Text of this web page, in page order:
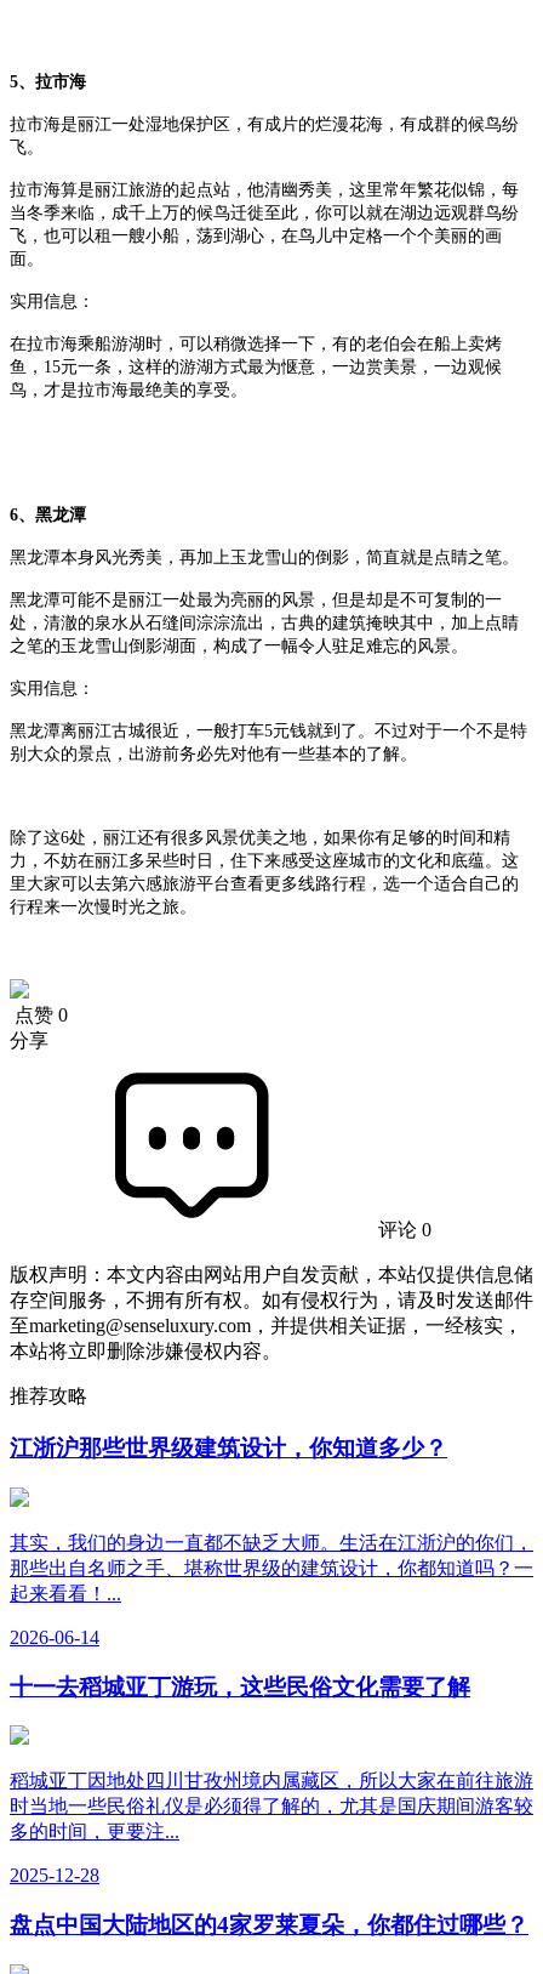
5、拉市海
拉市海是丽江一处湿地保护区，有成片的烂漫花海，有成群的候鸟纷
飞。
拉市海算是丽江旅游的起点站，他清幽秀美，这里常年繁花似锦，每
当冬季来临，成千上万的候鸟迁徙至此，你可以就在湖边远观群鸟纷
飞，也可以租一艘小船，荡到湖心，在鸟儿中定格一个个美丽的画
面。
实用信息：
在拉市海乘船游湖时，可以稍微选择一下，有的老伯会在船上卖烤
鱼，15元一条，这样的游湖方式最为惬意，一边赏美景，一边观候
鸟，才是拉市海最绝美的享受。
6、黑龙潭
黑龙潭本身风光秀美，再加上玉龙雪山的倒影，简直就是点睛之笔。
黑龙潭可能不是丽江一处最为亮丽的风景，但是却是不可复制的一
处，清澈的泉水从石缝间淙淙流出，古典的建筑掩映其中，加上点睛
之笔的玉龙雪山倒影湖面，构成了一幅令人驻足难忘的风景。
实用信息：
黑龙潭离丽江古城很近，一般打车5元钱就到了。不过对于一个不是特
别大众的景点，出游前务必先对他有一些基本的了解。
除了这6处，丽江还有很多风景优美之地，如果你有足够的时间和精
力，不妨在丽江多呆些时日，住下来感受这座城市的文化和底蕴。这
里大家可以去第六感旅游平台查看更多线路行程，选一个适合自己的
行程来一次慢时光之旅。
点赞 0
分享
评论 0
版权声明：本文内容由网站用户自发贡献，本站仅提供信息储
存空间服务，不拥有所有权。如有侵权行为，请及时发送邮件
至marketing@senseluxury.com，并提供相关证据，一经核实，
本站将立即删除涉嫌侵权内容。
推荐攻略
江浙沪那些世界级建筑设计，你知道多少？
其实，我们的身边一直都不缺乏大师。生活在江浙沪的你们，
那些出自名师之手、堪称世界级的建筑设计，你都知道吗？一
起来看看！...
2026-06-14
十一去稻城亚丁游玩，这些民俗文化需要了解
稻城亚丁因地处四川甘孜州境内属藏区，所以大家在前往旅游
时当地一些民俗礼仪是必须得了解的，尤其是国庆期间游客较
多的时间，更要注...
2025-12-28
盘点中国大陆地区的4家罗莱夏朵，你都住过哪些？